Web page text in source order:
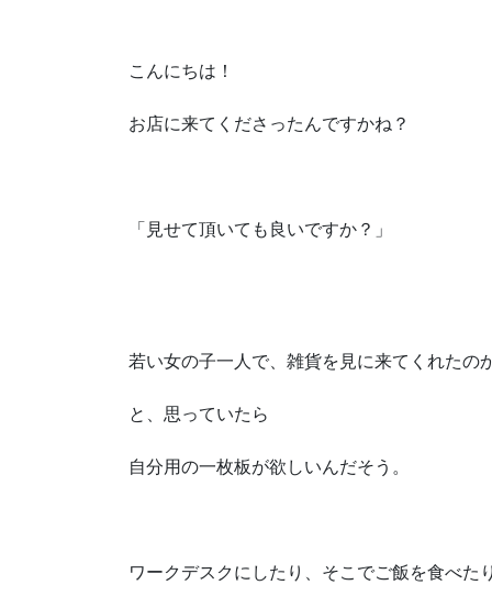
こんにちは！
お店に来てくださったんですかね？
「見せて頂いても良いですか？」
若い女の子一人で、雑貨を見に来てくれたの
と、思っていたら
自分用の一枚板が欲しいんだそう。
ワークデスクにしたり、そこでご飯を食べた